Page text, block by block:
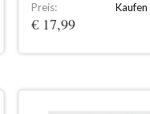
Preis:
€ 17,99
Kaufen